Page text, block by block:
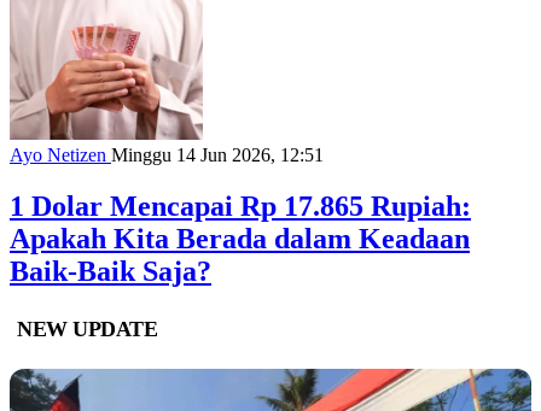
Ayo Netizen Minggu 14 Jun 2026, 12:51
1 Dolar Mencapai Rp 17.865 Rupiah:
Apakah Kita Berada dalam Keadaan
Baik-Baik Saja?
NEW UPDATE